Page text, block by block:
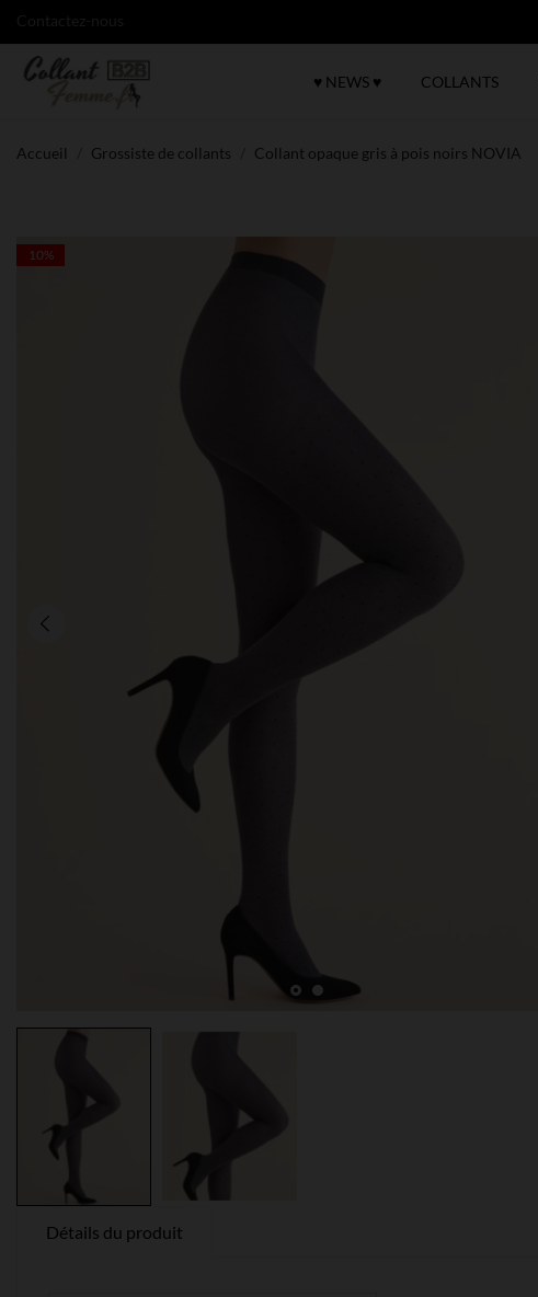
♥ NEWS ♥ COLLANTS
Accueil Grossiste de collants Collant opaque gris à pois noirs NOVIA
10%
Détails du produit